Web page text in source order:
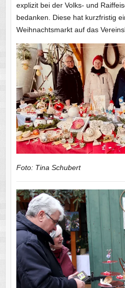
explizit bei der Volks- und
bedanken. Diese hat kurzfristig
Weihnachtsmarkt auf das
Foto: Tina Schubert